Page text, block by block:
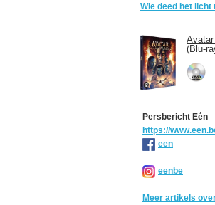
Wie deed het
(Blu-
Persbericht Eén
https://
een
eenbe
Meer artikels